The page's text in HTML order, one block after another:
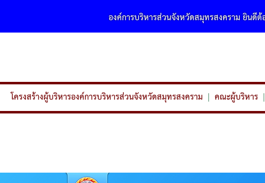
องค์การบริหารส่วนจังหวัดสมุทรสงคราม ยินดีต้อนรับ
โครงสร้างผู้บริหารองค์การบริหารส่วนจังหวัดสมุทรสงคราม | คณะผู้บริหาร |